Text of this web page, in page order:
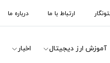
ارتباط با ما درباره ما
آموزش ارز دیجیتال اخبار